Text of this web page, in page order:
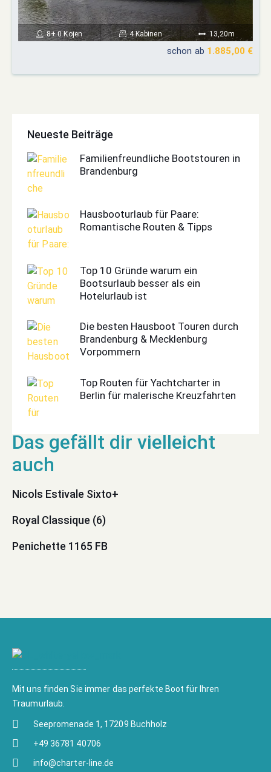
8+ 0 Kojen 4 Kabinen 13,20m
schon ab 1.885,00 €
Neueste Beiträge
Familienfreundliche Bootstouren in
Brandenburg
Hausbooturlaub für Paare:
Romantische Routen & Tipps
Top 10 Gründe warum ein
Bootsurlaub besser als ein
Hotelurlaub ist
Die besten Hausboot Touren durch
Brandenburg & Mecklenburg
Vorpommern
Top Routen für Yachtcharter in
Berlin für malerische Kreuzfahrten
Nicols Estivale Sixto+
Royal Classique (6)
Penichette 1165 FB
Mit uns finden Sie immer das perfekte Boot für Ihren
Traumurlaub.
Seepromenade 1, 17209 Buchholz
+49 36781 40706
info@charter-line.de